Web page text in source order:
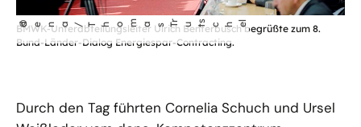
öffnet
Bild
Darstellung
©
dena/Tho m
as T r
ut s
che l
BMWK-Unterabteilungsleiter Ulrich Benterbusch begrüßte zum 8.
Bund-Länder-Dialog Energiespar-Contracting.
Durch den Tag führten Cornelia Schuch und Ursel